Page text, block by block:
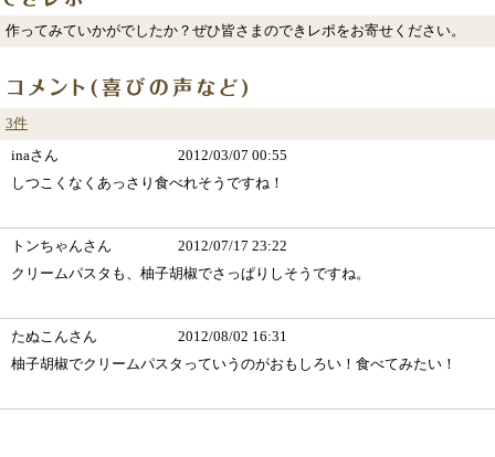
作ってみていかがでしたか？ぜひ皆さまのできレポをお寄せください。
3件
inaさん
2012/03/07 00:55
しつこくなくあっさり食べれそうですね！
トンちゃんさん
2012/07/17 23:22
クリームパスタも、柚子胡椒でさっぱりしそうですね。
たぬこんさん
2012/08/02 16:31
柚子胡椒でクリームパスタっていうのがおもしろい！食べてみたい！